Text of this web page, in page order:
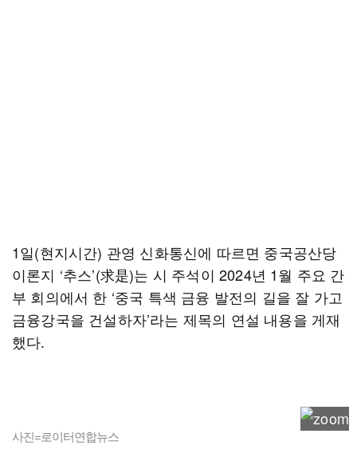
1일(현지시간) 관영 신화통신에 따르면 중국공산당
이론지 ‘추스’(求是)는 시 주석이 2024년 1월 주요 간
부 회의에서 한 ‘중국 특색 금융 발전의 길을 잘 가고
금융강국을 건설하자’라는 제목의 연설 내용을 게재
했다.
사진=로이터연합뉴스